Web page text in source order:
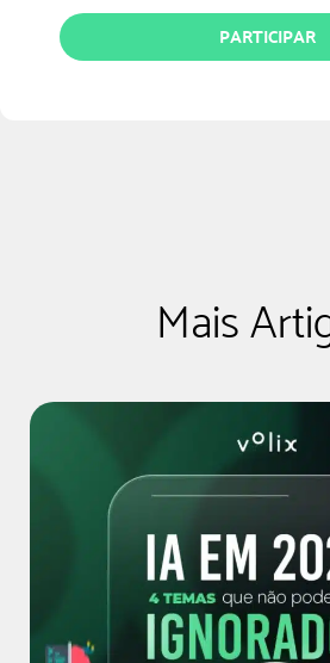
PARTICIPAR
Mais